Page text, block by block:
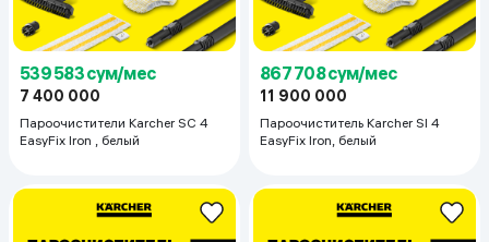
539 583 сум/мес
7 400 000
Пароочистители Karcher SC 4
EasyFix Iron , белый
867 708 сум/мес
11 900 000
Пароочиститель Karcher SI 4
EasyFix Iron, белый